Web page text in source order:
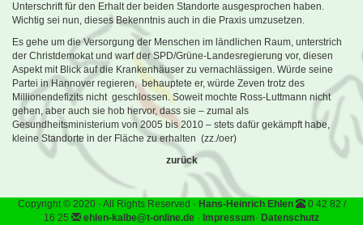
Unterschrift für den Erhalt der beiden Standorte ausgesprochen haben.
Wichtig sei nun, dieses Bekenntnis auch in die Praxis umzusetzen.
Es gehe um die Versorgung der Menschen im ländlichen Raum, unterstrich
der Christdemokat und warf der SPD/Grüne-Landesregierung vor, diesen
Aspekt mit Blick auf die Krankenhäuser zu vernachlässigen. Würde seine
Partei in Hannover regieren, behauptete er, würde Zeven trotz des
Millionendefizits nicht geschlossen. Soweit mochte Ross-Luttmann nicht
gehen, aber auch sie hob hervor, dass sie – zumal als
Gesundheitsministerium von 2005 bis 2010 – stets dafür gekämpft habe,
kleine Standorte in der Fläche zu erhalten (zz./oer)
zurück
Copyright © 2020 · All Rights Reserved · Hans-Heinrich Ehlen
0 42 82 /
16 25
ehlen-kalbe@t-online.de · Impressum· Datenschutz